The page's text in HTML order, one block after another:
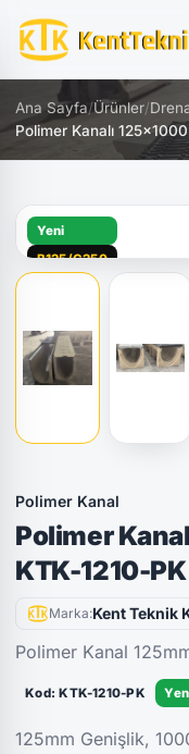
Ana Sayfa/Ürünler/
Polimer Kanalı
Yeni
B125/C250
Polimer Kanal
Polimer
KTK-1210-PK
Marka:Kent Teknik
Polimer Kanal
Kod: KTK-1210-PK
125mm Genişlik,